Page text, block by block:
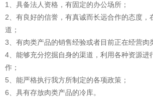
1、具备法人资格，有固定的办公场所；
2、有良好的信誉，有真诚而长远合作的态度，
道；
3、有肉类产品的销售经验或者目前正在经营肉
4、能够充分挖掘自身的渠道，利用各种资源进
作；
5、能严格执行我方所制定的各项政策；
6、具有存放肉类产品的冷库。